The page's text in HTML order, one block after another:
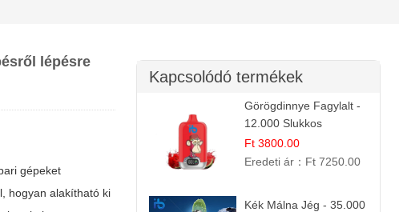
lépésre
gépeket
hogyan alakítható ki
Kapcsolódó termékek
Görögdinnye Fagylalt -
12.000 Slukkos
eldobható e-Cigaretta
Ft 3800.00
Eredeti ár： Ft 7250.00
Kék Málna Jég - 35.000